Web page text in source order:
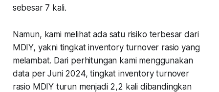
sebesar 7 kali.
Namun, kami melihat ada satu risiko terbesar dari
MDIY, yakni tingkat inventory turnover rasio yang
melambat. Dari perhitungan kami menggunakan
data per Juni 2024, tingkat inventory turnover
rasio MDIY turun menjadi 2,2 kali dibandingkan